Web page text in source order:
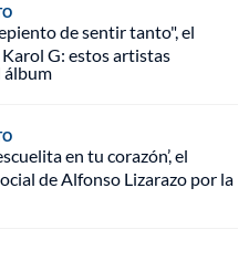
de sentir tanto", el
G: estos artistas
álbum
en tu corazón’, el
de Alfonso Lizarazo por la